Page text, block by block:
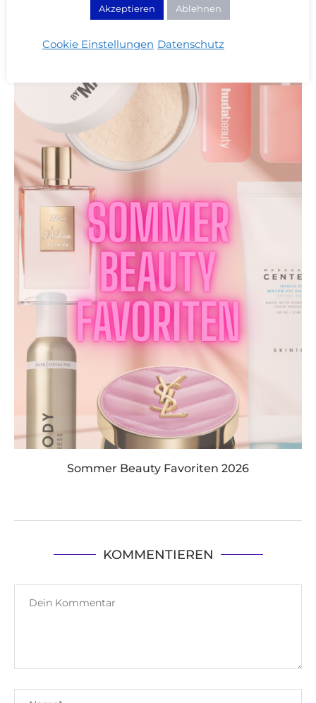
Sommer Beauty Favoriten 2026
KOMMENTIEREN
Akzeptieren Ablehnen
Cookie Einstellungen Datenschutz